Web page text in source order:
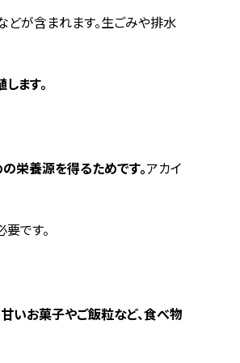
どが含まれます。生ごみや排水
ます。
栄養源を得るためです。アカイ
です。
甘いお菓子やご飯粒など、食べ物